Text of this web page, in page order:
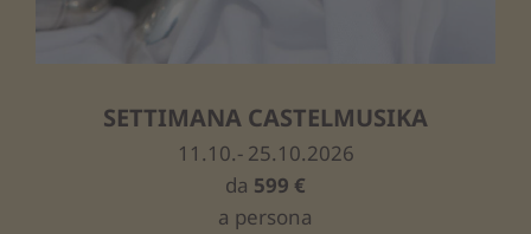
SETTIMANA CASTELMUSIKA
11.10.- 25.10.2026
da 599 €
a persona